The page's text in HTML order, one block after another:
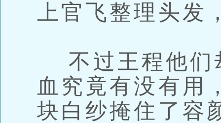
上官飞整理头发
不过王程他们
血究竟有没有用
块白纱掩住了容